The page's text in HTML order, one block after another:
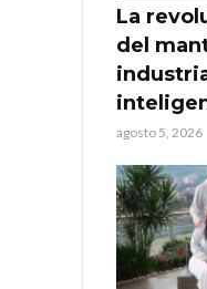
La
del
agosto 5, 2026